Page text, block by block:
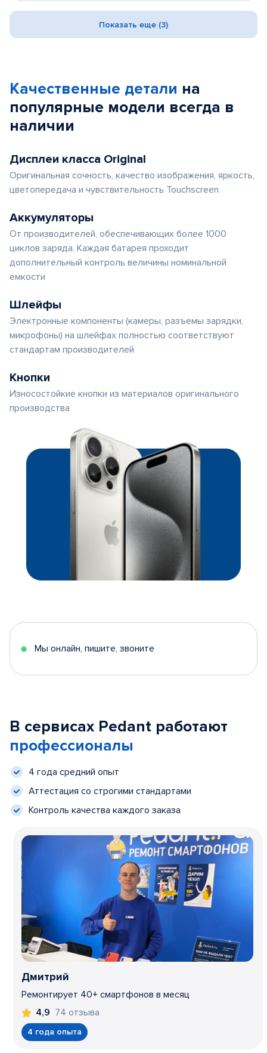
Показать еще (3)
Качественные детали на
популярные модели всегда в
наличии
Дисплеи класса Original
Оригинальная сочность, качество изображения, яркость,
цветопередача и чувствительность Touchscreen
Аккумуляторы
От производителей, обеспечивающих более 1000
циклов заряда. Каждая батарея проходит
дополнительный контроль величины номинальной
емкости
Шлейфы
Электронные компоненты (камеры, разъемы зарядки,
микрофоны) на шлейфах полностью соответствуют
стандартам производителей
Кнопки
Износостойкие кнопки из материалов оригинального
производства
Мы онлайн, пишите, звоните
В сервисах Pedant работают
профессионалы
4 года средний опыт
Аттестация со строгими стандартами
Контроль качества каждого заказа
Дмитрий
Ремонтирует 40+ смартфонов в месяц
4,9 74 отзыва
4 года опыта